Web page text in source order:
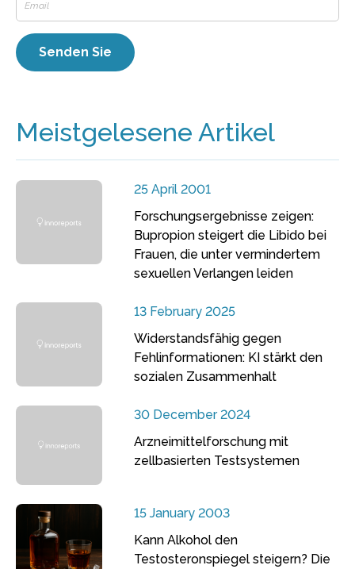
Meistgelesene Artikel
25 April 2001
Forschungsergebnisse zeigen:
Bupropion steigert die Libido bei
Frauen, die unter vermindertem
sexuellen Verlangen leiden
13 February 2025
Widerstandsfähig gegen
Fehlinformationen: KI stärkt den
sozialen Zusammenhalt
30 December 2024
Arzneimittelforschung mit
zellbasierten Testsystemen
15 January 2003
Kann Alkohol den
Testosteronspiegel steigern? Die